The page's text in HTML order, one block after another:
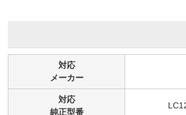
LC12-4PK 2PSET(4色パッ
ク大容量2セット)ブラザー[b
rother]互換インクカートリ
ッジ
税込